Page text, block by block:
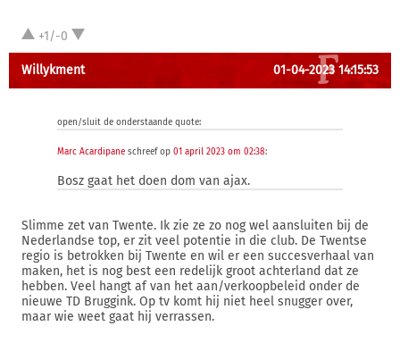
+1/-0
Willykment 01-04-2023 14:15:53
open/sluit de onderstaande quote:
Marc Acardipane schreef op 01 april 2023 om 02:38:
Bosz gaat het doen dom van ajax.
Slimme zet van Twente. Ik zie ze zo nog wel aansluiten bij de
Nederlandse top, er zit veel potentie in die club. De Twentse
regio is betrokken bij Twente en wil er een succesverhaal van
maken, het is nog best een redelijk groot achterland dat ze
hebben. Veel hangt af van het aan/verkoopbeleid onder de
nieuwe TD Bruggink. Op tv komt hij niet heel snugger over,
maar wie weet gaat hij verrassen.